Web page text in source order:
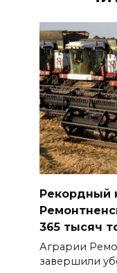
Рекордный
365 тысяч
Аграрии
завершили